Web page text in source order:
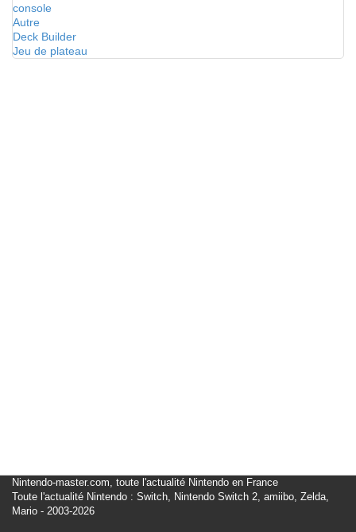
console
Autre
Deck Builder
Jeu de plateau
Nintendo-master.com, toute l'actualité Nintendo en France
Toute l'actualité Nintendo : Switch, Nintendo Switch 2, amiibo, Zelda,
Mario - 2003-2026